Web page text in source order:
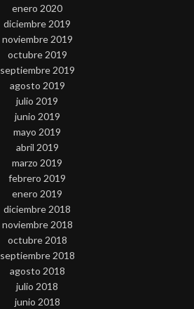
enero 2020
diciembre 2019
noviembre 2019
octubre 2019
septiembre 2019
agosto 2019
julio 2019
junio 2019
mayo 2019
abril 2019
marzo 2019
febrero 2019
enero 2019
diciembre 2018
noviembre 2018
octubre 2018
septiembre 2018
agosto 2018
julio 2018
junio 2018